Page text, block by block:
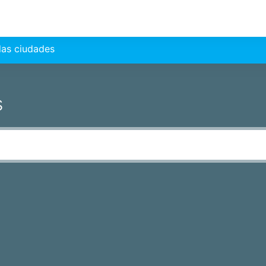
ciudades